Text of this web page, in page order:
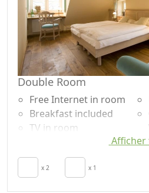
Double Room
Free Internet in room
Breakfast included
TV in room
Autonomous heating
Crib
Sèche-cheveux
x 2 x 1